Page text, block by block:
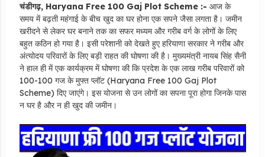
चंडीगढ़, Haryana Free 100 Gaj Plot Scheme :- आज के
समय में बढ़ती महंगाई के बीच खुद का घर होना एक सपने जैसा लगता है। जमीन
खरीदने से लेकर घर बनाने तक का सफर मध्यम और गरीब वर्ग के लोगों के लिए
बहुत कठिन हो गया है। इसी परेशानी को देखते हुए हरियाणा सरकार ने गरीब और
अंत्योदय परिवारों के लिए बड़ी राहत की घोषणा की है। मुख्यमंत्री नायब सिंह सैनी
ने हाल ही में एक कार्यक्रम में घोषणा की कि प्रदेश के एक लाख गरीब परिवारों को
100-100 गज के मुफ्त प्लॉट (Haryana Free 100 Gaj Plot
Scheme) दिए जाएंगे। इस योजना से उन लोगों का सपना पूरा होगा जिनके पास
न घर है और न ही खुद की जमीन।